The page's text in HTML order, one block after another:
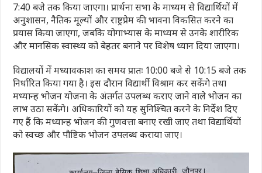
7:40 बजे तक किया जाएगा। प्रार्थना सभा के माध्यम से विद्यार्थियों में
अनुशासन, नैतिक मूल्यों और राष्ट्रप्रेम की भावना विकसित करने का
प्रयास किया जाएगा, जबकि योगाभ्यास के माध्यम से उनके शारीरिक
और मानसिक स्वास्थ्य को बेहतर बनाने पर विशेष ध्यान दिया जाएगा।
विद्यालयों में मध्यावकाश का समय प्रातः 10:00 बजे से 10:15 बजे तक
निर्धारित किया गया है। इस दौरान विद्यार्थी विश्राम कर सकेंगे तथा
मध्यान्ह भोजन योजना के अंतर्गत उपलब्ध कराए जाने वाले भोजन का
लाभ उठा सकेंगे। अधिकारियों को यह सुनिश्चित करने के निर्देश दिए
गए हैं कि मध्यान्ह भोजन की गुणवत्ता बनाए रखी जाए तथा विद्यार्थियों
को स्वच्छ और पौष्टिक भोजन उपलब्ध कराया जाए।